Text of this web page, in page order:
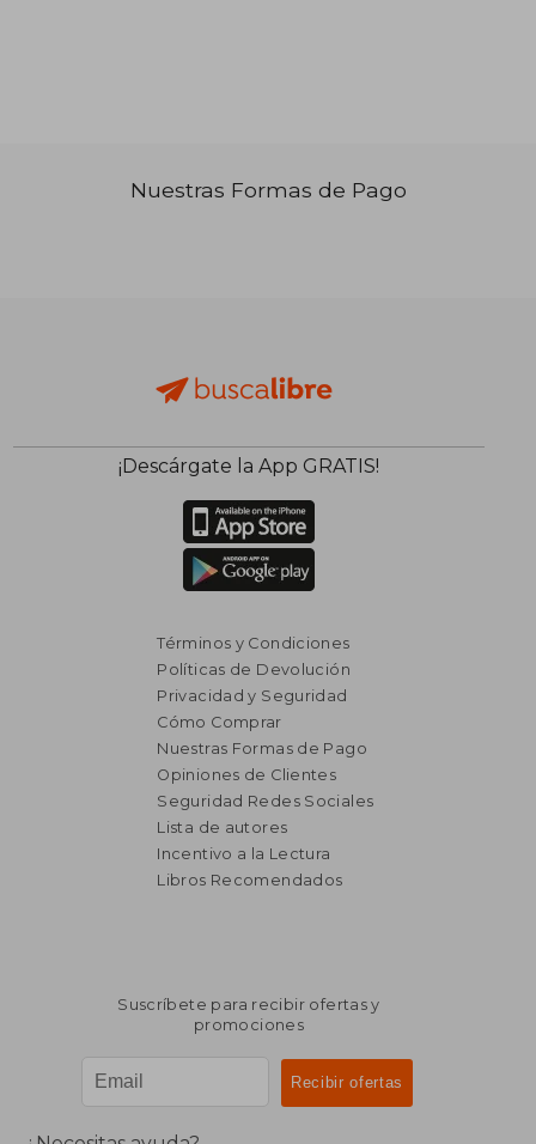
₡ 15.740
Nuestras Formas de Pago
¡Descárgate la App GRATIS!
Términos y Condiciones
Políticas de Devolución
Privacidad y Seguridad
Cómo Comprar
Nuestras Formas de Pago
Opiniones de Clientes
Seguridad Redes Sociales
Lista de autores
Incentivo a la Lectura
Libros Recomendados
Suscríbete para recibir ofertas y
promociones